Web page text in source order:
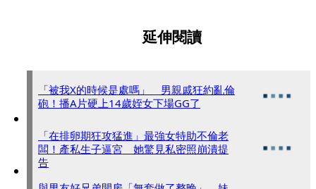
延伸閱讀
「被我X的時候是處嗎」 男親戚狂約亂倫
砲！播A片硬上14歲姪女下場GG了
「在排卵期狂攻猛進」最強女特助不倫老
闆！產私生子逼宮 她驚見私密照崩潰提
告